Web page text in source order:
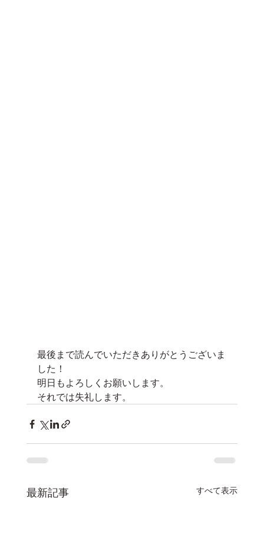
最後まで読んでいただきありがとうございま
した！
明日もよろしくお願いします。
それでは失礼します。
最新記事 すべて表示